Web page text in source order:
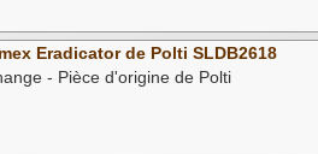
Eradicator de Polti SLDB2618
- Pièce d'origine de Polti